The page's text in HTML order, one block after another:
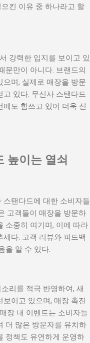
킨 이유 중 하나라고 할
강력한 입지를 보이고 있
문만이 아니다. 브랜드의
며, 실제로 매장을 방문
있다. 무신사 스탠다드
도 힘쓰고 있어 더욱 신
높이는 열쇠
탠다드에 대한 소비자들
고객들이 매장을 방문하
소중히 여기며, 이에 따라
다. 고객 리뷰와 피드백
을 알 수 있다.
리를 적극 반영하여, 새
이고 있으며, 매장 촉진
장 내 이벤트는 소비자들
더 많은 방문자를 유치하
정책도 유연하게 운영하